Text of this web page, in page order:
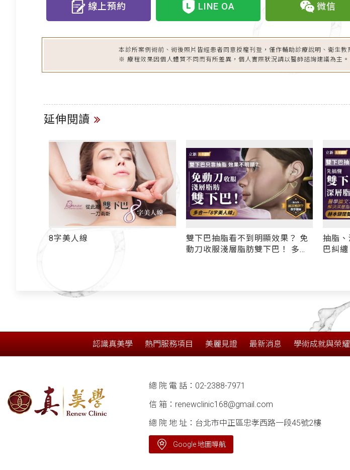
線上預約 LINE OA 微信
本診所案例術前、術後照片皆經患者同意授權刊登，僅作輔助診療說明、衛生
※ 療程效果因個人體質不同而有所差異，個人實際狀況請以醫師諮詢建議為主。
延伸閱讀
8字美人線
雙下巴抽脂看不到明顯效果？ 免
動刀收服淺層脂肪雙下巴！ 多合
抽脂
巴糾
認識真美學 熱門服務項目 美麗見證 最新消息 學術成就與榮耀
總 院 電 話： 02-2388-7971
信 箱： renewclinic168@gmail.com
總 院 地 址：台北市中正區忠孝西路一段45號2樓
Google 地圖導航